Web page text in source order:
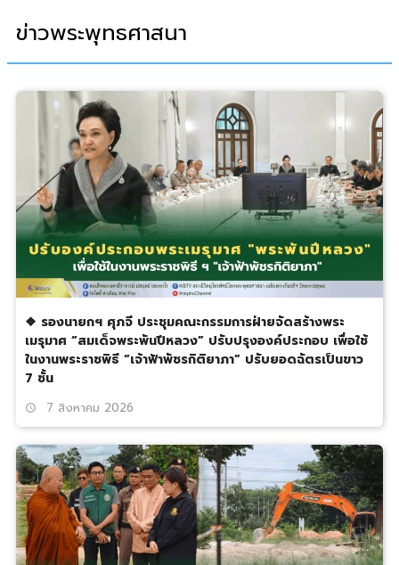
ข่าวพระพุทธศาสนา
❖ รองนายกฯ ศุภจี ประชุมคณะกรรมการฝ่ายจัดสร้างพระ
เมรุมาศ “สมเด็จพระพันปีหลวง” ปรับปรุงองค์ประกอบ เพื่อใช้
ในงานพระราชพิธี “เจ้าฟ้าพัชรกิติยาภา” ปรับยอดฉัตรเป็นขาว
7 ชั้น
schedule 7 สิงหาคม 2026